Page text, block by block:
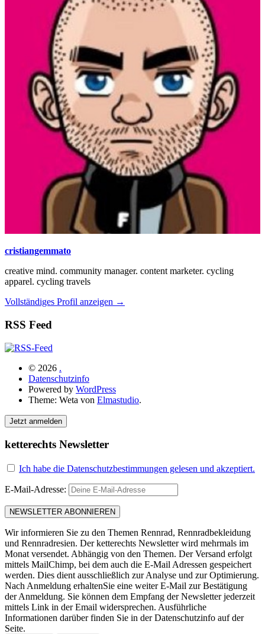
cristiangemmato
creative mind. community manager. content marketer. cycling
apparel. cycling travels
Vollständiges Profil anzeigen →
RSS Feed
© 2026 .
Datenschutzinfo
Powered by WordPress
Theme: Weta von Elmastudio.
Jetzt anmelden
ketterechts Newsletter
Ich habe die Datenschutzbestimmungen gelesen und akzeptiert.
E-Mail-Adresse:
Wir informieren Sie zu den Themen Rennrad, Rennradbekleidung
und Rennradresien. Der ketterechts Newsletter wird mehrmals im
Monat versendet. Abhängig von den Themen. Der Versand erfolgt
mittels MailChimp, bei dem auch die E-Mail Adressen gespeichert
werden. Dies dient ausschließlich zur Analyse und zur Optimierung.
Nach Anmeldung erhaltenSie eine weiter E-Mail zur Bestätigung
der Anmeldung. Sie können dem Empfang der Newsletter jederzeit
mittels Link in der Email widersprechen. Ausführliche
Informationen darüber finden Sie in der Datenschutzinfo auf der
Seite.